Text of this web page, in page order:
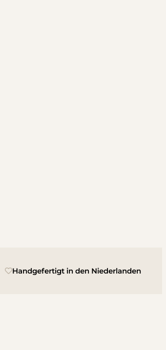
Handgefertigt in den Niederlanden